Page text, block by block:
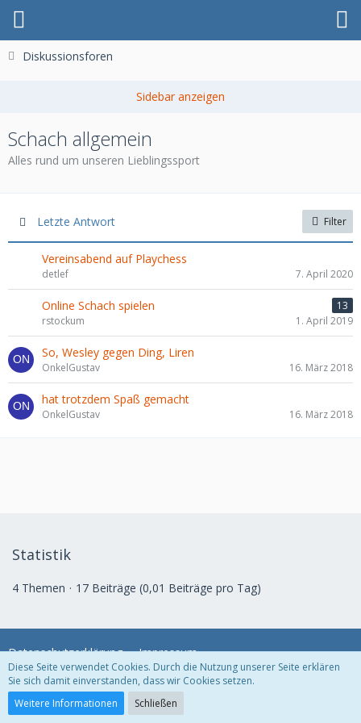
Diskussionsforen
Schach allgemein
Alles rund um unseren Lieblingssport
Letzte Antwort Filter
Vereinsabend auf Playchess
detlef 7. April 2020
Online Schach spielen
13
rstockum
1. April 2019
So, Wesley gegen Ding, Liren
OnkelGustav 16. März 2018
hat trotzdem Spaß gemacht
OnkelGustav 16. März 2018
Statistik
4 Themen 17 Beiträge (0,01 Beiträge pro Tag)
Datenschutzerklärung Impressum
Community-Software:
Diese Seite verwendet Cookies. Durch die Nutzung unserer Seite erklären
Sie sich damit einverstanden, dass wir Cookies setzen.
Weitere Informationen
Schließen